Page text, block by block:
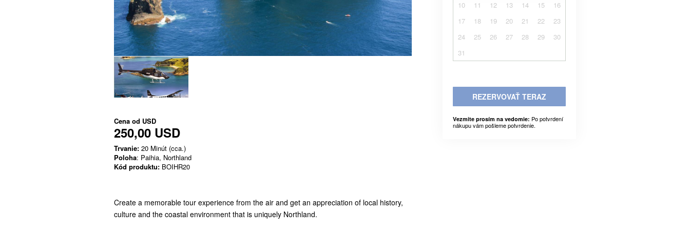
Cena od USD
250,00 USD
Trvanie: 20 Minút (cca.)
Poloha: Paihia, Northland
Kód produktu: BOIHR20
Create a memorable tour experience from the air and get an appreciation of local history,
culture and the coastal environment that is uniquely Northland.
10 11 12 13 14 15
16
17
18 19 20 21 22
23
24
25 26 27 28 29
30
31
REZERVOVAŤ TERAZ
Vezmite prosím na vedomie: Po potvrdení
nákupu vám pošleme potvrdenie.